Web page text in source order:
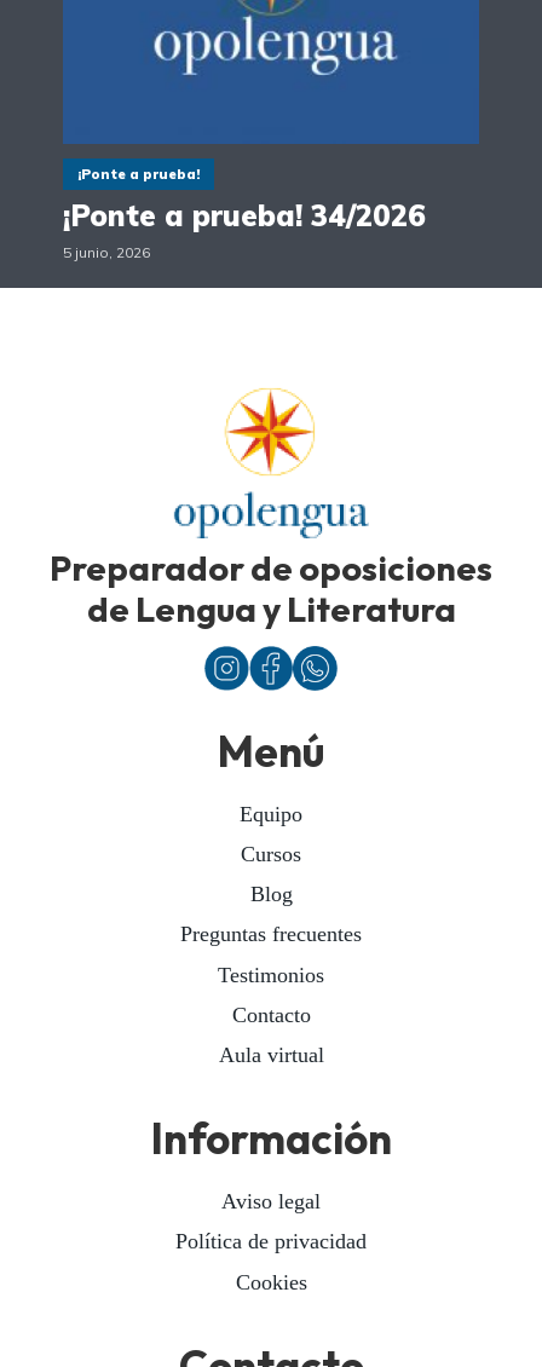
¡Ponte a prueba!
¡Ponte a prueba! 34/2026
5 junio, 2026
Preparador de oposiciones
de Lengua y Literatura
Menú
Equipo
Cursos
Blog
Preguntas frecuentes
Testimonios
Contacto
Aula virtual
Información
Aviso legal
Política de privacidad
Cookies